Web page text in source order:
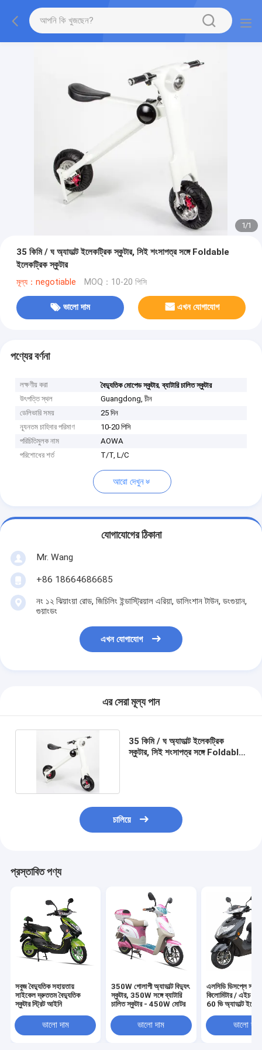
1/1
35 কিমি / ঘ অ্যাডাল্ট ইলেকট্রিক স্কুটার, সিই শংসাপত্র সঙ্গে Foldable
ইলেকট্রিক স্কুটার
মূল্য：negotiable MOQ：10-20 পিসি
ভালো দাম এখন যোগাযোগ
পণ্যের বর্ণনা
লক্ষণীয় করা বৈদ্যুতিক মোপেড স্কুটার,ব্যাটারি চালিত স্কুটার
উৎপত্তি স্থল
Guangdong, চীন
ডেলিভারি সময়
25 দিন
ন্যূনতম চাহিদার পরিমাণ
10-20 পিসি
পরিচিতিমুলক নাম
AOWA
পরিশোধের শর্ত
T/T, L/C
আরো দেখুন
যোগাযোগের ঠিকানা
Mr. Wang
+86 18664686685
নং ১২ ঝিয়াংয়া রোড, জিচিলিং ইন্ডাস্ট্রিয়াল এরিয়া, ডালিংশান টাউন, ডংগুয়ান,
গুয়াংডং
এখন যোগাযোগ
এর সেরা মূল্য পান
35 কিমি / ঘ অ্যাডাল্ট ইলেকট্রিক
স্কুটার, সিই শংসাপত্র সঙ্গে Foldable
চালিয়ে
প্রস্তাবিত পণ্য
সবুজ বৈদ্যুতিক সহায়তায়
সাইকেল দ্রুততম বৈদ্যুতিক
স্কুটার স্ট্রিট আইনি
ভালো দাম
350W গোলাপী অ্যাডাল্ট বিদ্যুৎ
স্কুটার, 350W সঙ্গে ব্যাটারি
চালিত স্কুটার - 450W মোটর
ভালো দাম
এলসিডি ডিসপ্লে সহ
কিলোমিটার / এইচ
60 ভি অ্যাডাল্ট
ভালো দাম